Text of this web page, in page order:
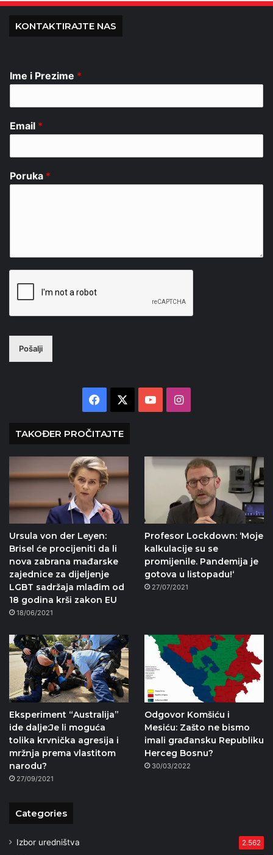
KONTAKTIRAJTE NAS
Ime i Prezime *
Email *
Poruka *
Pošalji
Facebook YouTubeInstagram
TAKOĐER PROČITAJTE
Ursula von der Leyen:
Brisel će procijeniti da li
nova zabrana mađarske
zajednice za dijeljenje
LGBT sadržaja mlađim od
18 godina krši zakon EU
18/06/2021
Profesor Lockdown: ‘Moje
kalkulacije su se
promijenile. Pandemija je
gotova u listopadu!‘
27/07/2021
Eksperiment “Australija”
ide dalje:Je li moguća
tolika krvnička agresija i
mržnja prema vlastitom
narodu?
27/09/2021
Odgovor Komšiću i
Mesiću: Zašto ne bismo
imali građansku Republiku
Herceg Bosnu?
30/03/2022
Categories
Izbor uredništva 2.562